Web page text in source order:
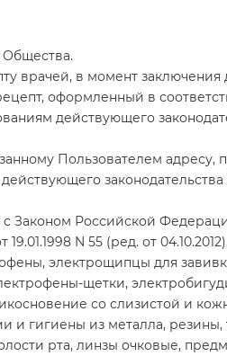
врачей, в момент
оформленный в
действующего
Пользователем адресу,
Законом Российской
N 55 (ред. от
электрощипцы для
щетки,
со слизистой и
гигиены из металла, резины,
рта, линзы очковые,